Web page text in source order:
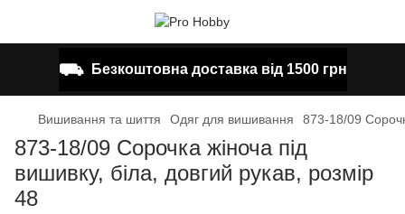
⛟ Безкоштовна доставка від 1500 грн
Вишивання та шиття Одяг для вишивання 873-18/09
873-18/09 Сорочка жіноча під
вишивку, біла, довгий рукав, розмір
48